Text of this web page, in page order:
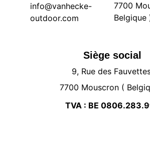
Siège social
9, Rue des
7700 Mouscron (
TVA : BE
info@vanhecke-
outdoor.com
7700
Belgique